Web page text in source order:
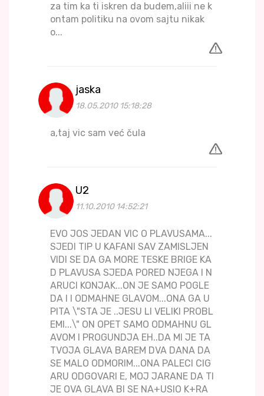
za tim ka ti iskren da budem,aliii ne k
ontam politiku na ovom sajtu nikak
o...
jaska
18.05.2010 15:18:28
a,taj vic sam već čula
U2
11.10.2010 14:52:21
EVO JOS JEDAN VIC O PLAVUSAMA...
SJEDI TIP U KAFANI SAV ZAMISLJEN
VIDI SE DA GA MORE TESKE BRIGE KA
D PLAVUSA SJEDA PORED NJEGA I N
ARUCI KONJAK...ON JE SAMO POGLE
DA I I ODMAHNE GLAVOM...ONA GA U
PITA \"STA JE ..JESU LI VELIKI PROBL
EMI...\" ON OPET SAMO ODMAHNU GL
AVOM I PROGUNDJA EH..DA MI JE TA
TVOJA GLAVA BAREM DVA DANA DA
SE MALO ODMORIM...ONA PALECI CIG
ARU ODGOVARI E, MOJ JARANE DA TI
JE OVA GLAVA BI SE NA+USIO K+RA